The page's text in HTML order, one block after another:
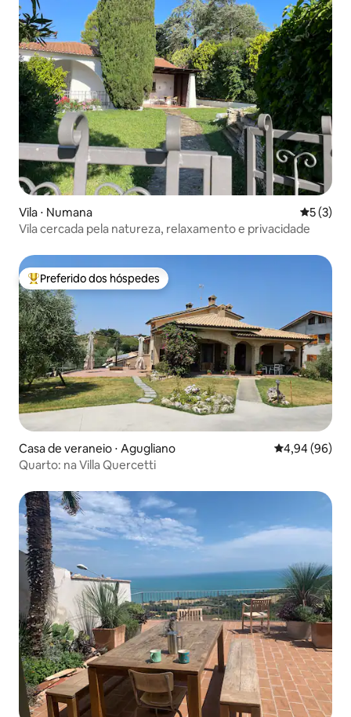
Vila ⋅ Numana 5 de
5 (3)
Vila cercada pela natureza, relaxamento e privacidade
Entre os melhores preferidos dos hóspedes
Preferido dos hóspedes
Casa de veraneio ⋅ Agugliano 4,94 de uma
4,94 (96)
Quarto: na Villa Quercetti